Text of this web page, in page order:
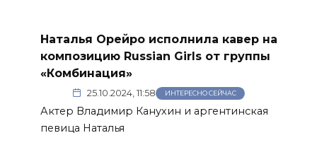
Наталья Орейро исполнила кавер на
композицию Russian Girls от группы
«Комбинация»
25.10.2024, 11:58 ИНТЕРЕСНО СЕЙЧАС
Актер Владимир Канухин и аргентинская
певица Наталья